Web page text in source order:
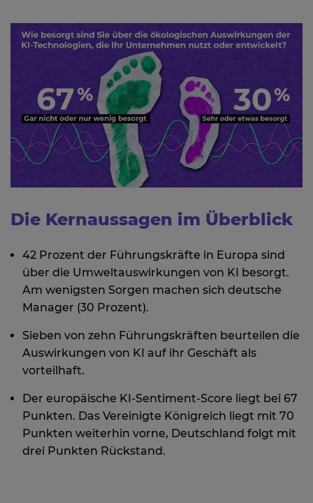
Die Kernaussagen im Überblick
42 Prozent der Führungskräfte in Europa sind
über die Umweltauswirkungen von KI besorgt.
Am wenigsten Sorgen machen sich deutsche
Manager (30 Prozent).
Sieben von zehn Führungskräften beurteilen die
Auswirkungen von KI auf ihr Geschäft als
vorteilhaft.
Der europäische KI-Sentiment-Score liegt bei 67
Punkten. Das Vereinigte Königreich liegt mit 70
Punkten weiterhin vorne, Deutschland folgt mit
drei Punkten Rückstand.